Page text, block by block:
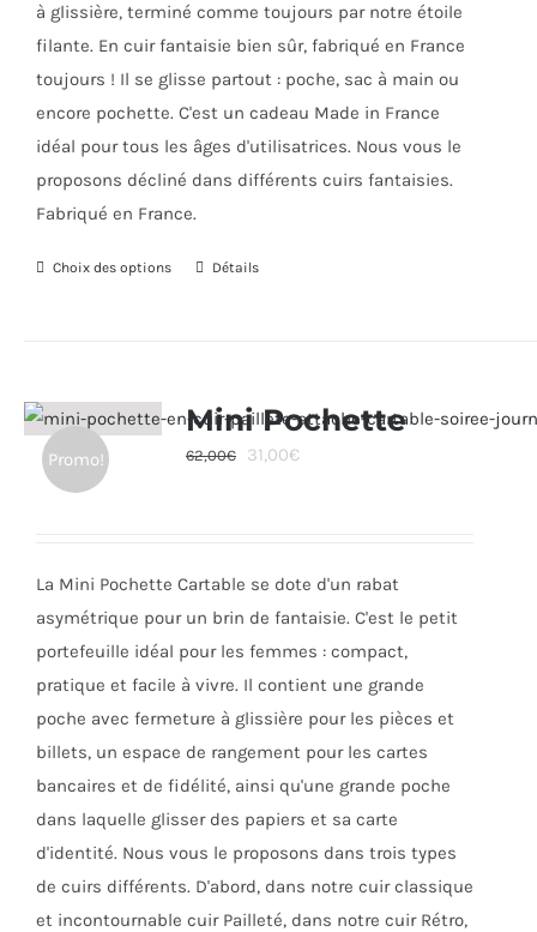
du
à glissière, terminé comme toujours par notre étoile
filante. En cuir fantaisie bien sûr, fabriqué en France
toujours ! Il se glisse partout : poche, sac à main ou
encore pochette. C'est un cadeau Made in France
idéal pour tous les âges d'utilisatrices. Nous vous le
proposons décliné dans différents cuirs fantaisies.
Fabriqué en France.
Choix des options
Ce
variations.
Les
choisies
sur
page
Détails
Promo!
Mini Pochette
62,00€
Le
62,00€.
31,00€Le
31,00€.
La Mini Pochette Cartable se dote d'un rabat
asymétrique pour un brin de fantaisie. C'est le petit
portefeuille idéal pour les femmes : compact,
pratique et facile à vivre. Il contient une grande
poche avec fermeture à glissière pour les pièces et
billets, un espace de rangement pour les cartes
bancaires et de fidélité, ainsi qu'une grande poche
dans laquelle glisser des papiers et sa carte
d'identité. Nous vous le proposons dans trois types
de cuirs différents. D'abord, dans notre cuir classique
et incontournable cuir Pailleté, dans notre cuir Rétro,